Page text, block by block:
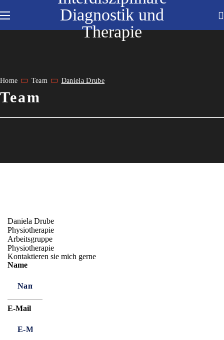
Diagnostik und
Therapie
Home Team Daniela Drube
Team
Daniela Drube
Physiotherapie
Arbeitsgruppe
Physiotherapie
Kontaktieren sie mich gerne
Name
E-Mail